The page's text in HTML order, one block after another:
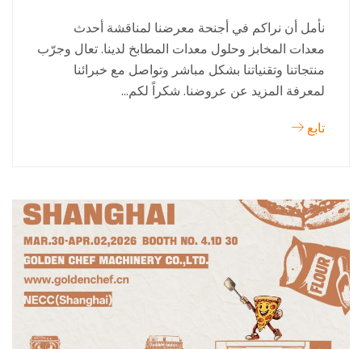
نأمل أن نراكم في أجنحة معرضنا لمناقشة أحدث
معدات المخابز وحلول معدات المطابخ لدينا. تعال وجرّب
منتجاتنا وتقنياتنا بشكل مباشر وتواصل مع خبرائنا
لمعرفة المزيد عن عروضنا. شكراً لكم...
تابع